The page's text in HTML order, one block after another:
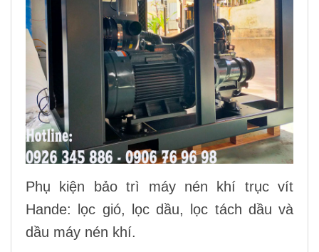
Phụ kiện bảo trì máy nén khí trục vít
Hande: lọc gió, lọc dầu, lọc tách dầu và
dầu máy nén khí.